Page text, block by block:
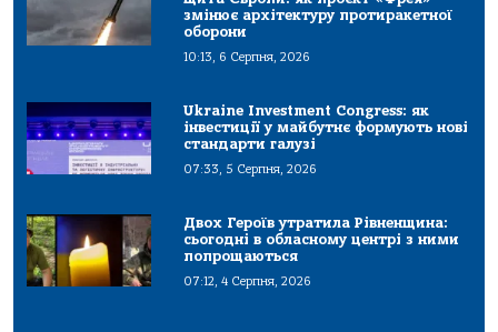
змінює архітектуру протиракетної
оборони
10:13, 6 Серпня, 2026
Ukraine Investment Congress: як
інвестиції у майбутнє формують нові
стандарти галузі
07:33, 5 Серпня, 2026
Двох Героїв утратила Рівненщина:
сьогодні в обласному центрі з ними
попрощаються
07:12, 4 Серпня, 2026